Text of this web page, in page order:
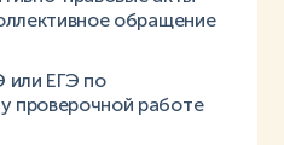
обращение
или ЕГЭ по
проверочной работе